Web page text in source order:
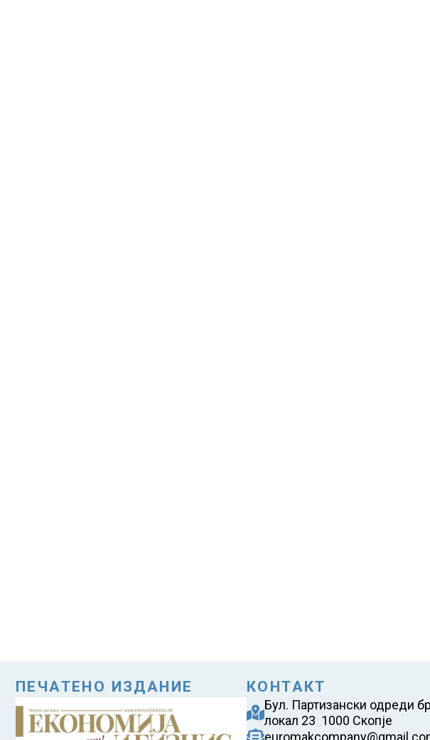
ПЕЧАТЕНО ИЗДАНИЕ КОНТАКТ
Бул. Партизански одреди
локал 23 1000 Скопје